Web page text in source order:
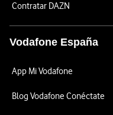
Contratar DAZN
Vodafone España
App Mi Vodafone
Blog Vodafone Conéctate